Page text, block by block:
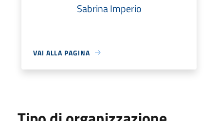
Sabrina Imperio
VAI ALLA PAGINA